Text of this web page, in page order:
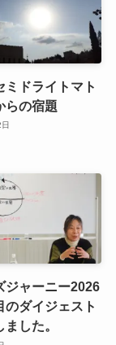
ミドライトマト
らの宿題
ジャーニー2026
のダイジェスト
した。